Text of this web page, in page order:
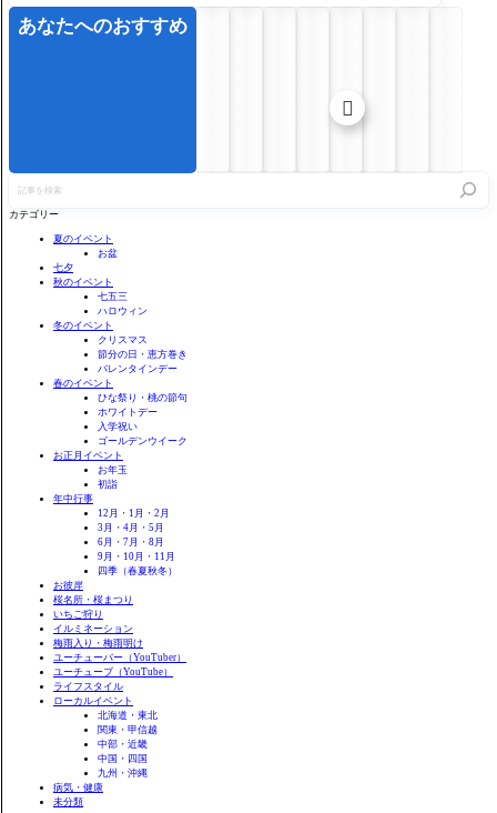
を
検
カテゴリー
夏のイベント
お盆
七夕
秋のイベント
七五三
ハロウィン
冬のイベント
クリスマス
節分の日・恵方巻き
バレンタインデー
春のイベント
ひな祭り・桃の節句
ホワイトデー
入学祝い
ゴールデンウイーク
お正月イベント
お年玉
初詣
年中行事
12月・1月・2月
3月・4月・5月
6月・7月・8月
9月・10月・11月
四季（春夏秋冬）
お彼岸
桜名所・桜まつり
いちご狩り
イルミネーション
梅雨入り・梅雨明け
ユーチューバー（YouTuber）
ユーチューブ（YouTube）
ライフスタイル
ローカルイベント
北海道・東北
関東・甲信越
中部・近畿
中国・四国
九州・沖縄
病気・健康
未分類
あなたへのおすすめ
